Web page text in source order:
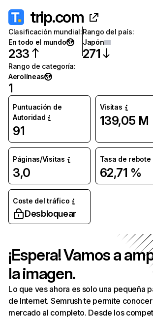
trip.com
Clasificación mundial:
En todo el mundo
233
Rango del país:
Japón
271
Rango de categoría:
Aerolíneas
1
Puntuación de
Autoridad
91
Visitas
139,05 M
Páginas/Visitas
3,0
Tasa de rebote
62,71 %
Coste del tráfico
Desbloquear
¡Espera! Vamos a
la imagen.
Lo que ves ahora es solo una pequeña
de Internet. Semrush te permite
mercado al completo. Desde los